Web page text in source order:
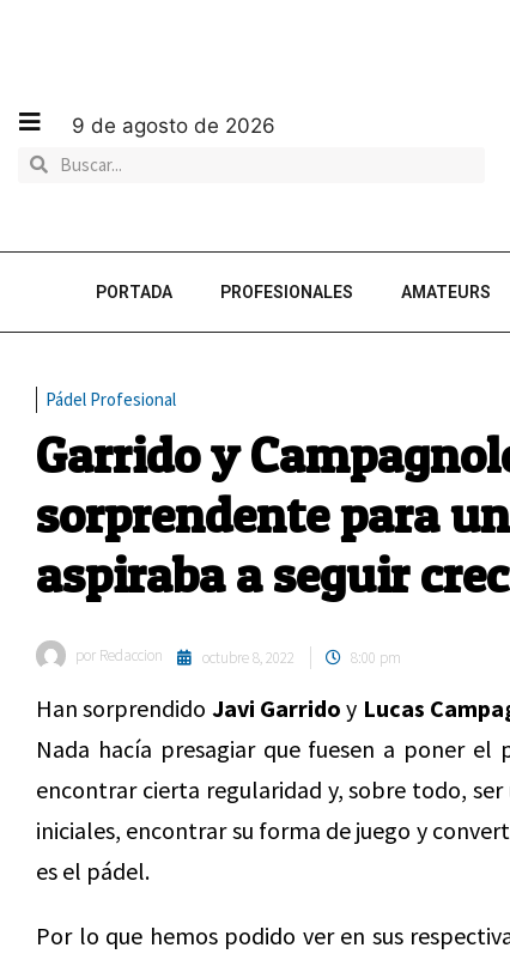
9 de agosto de 2026
PORTADA PROFESIONALES AMATEURS
Pádel Profesional
Garrido y
sorprendente para
aspiraba a seguir
por Redaccion octubre 8, 2022 8:00 pm
Han sorprendido Javi Garrido y Lucas
Nada hacía presagiar que fuesen a poner
encontrar cierta regularidad y, sobre todo,
iniciales, encontrar su forma de juego y
es el pádel.
Por lo que hemos podido ver en sus